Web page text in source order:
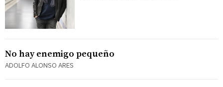
No hay enemigo pequeño
ADOLFO ALONSO ARES